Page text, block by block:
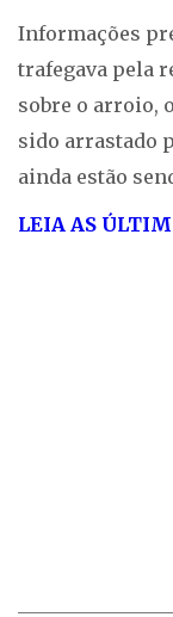
Informações
trafegava pela
sobre o arroio,
sido arrastado
ainda estão
LEIA AS